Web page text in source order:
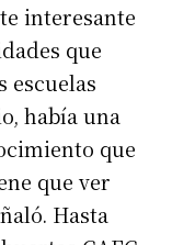
interesante
que
escuelas
había una
que
que ver
Hasta